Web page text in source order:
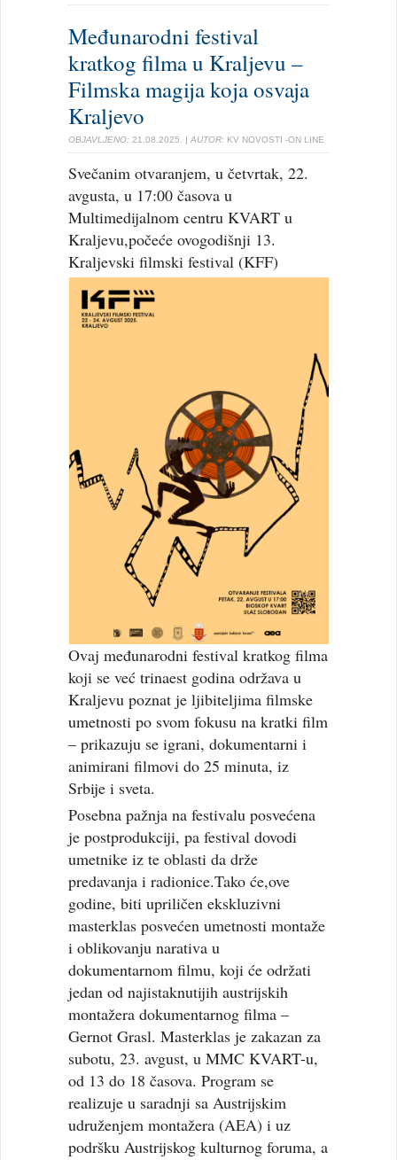
Međunarodni festival
kratkog filma u Kraljevu –
Filmska magija koja osvaja
Kraljevo
OBJAVLJENO: 21.08.2025. | AUTOR: KV NOVOSTI -ON LINE
Svečanim otvaranjem, u četvrtak, 22.
avgusta, u 17:00 časova u
Multimedijalnom centru KVART u
Kraljevu,počeće ovogodišnji 13.
Kraljevski filmski festival (KFF)
Ovaj međunarodni festival kratkog filma
koji se već trinaest godina održava u
Kraljevu poznat je ljibiteljima filmske
umetnosti po svom fokusu na kratki film
– prikazuju se igrani, dokumentarni i
animirani filmovi do 25 minuta, iz
Srbije i sveta.
Posebna pažnja na festivalu posvećena
je postprodukciji, pa festival dovodi
umetnike iz te oblasti da drže
predavanja i radionice.Tako će,ove
godine, biti upriličen ekskluzivni
masterklas posvećen umetnosti montaže
i oblikovanju narativa u
dokumentarnom filmu, koji će održati
jedan od najistaknutijih austrijskih
montažera dokumentarnog filma –
Gernot Grasl. Masterklas je zakazan za
subotu, 23. avgust, u MMC KVART-u,
od 13 do 18 časova. Program se
realizuje u saradnji sa Austrijskim
udruženjem montažera (AEA) i uz
podršku Austrijskog kulturnog foruma, a